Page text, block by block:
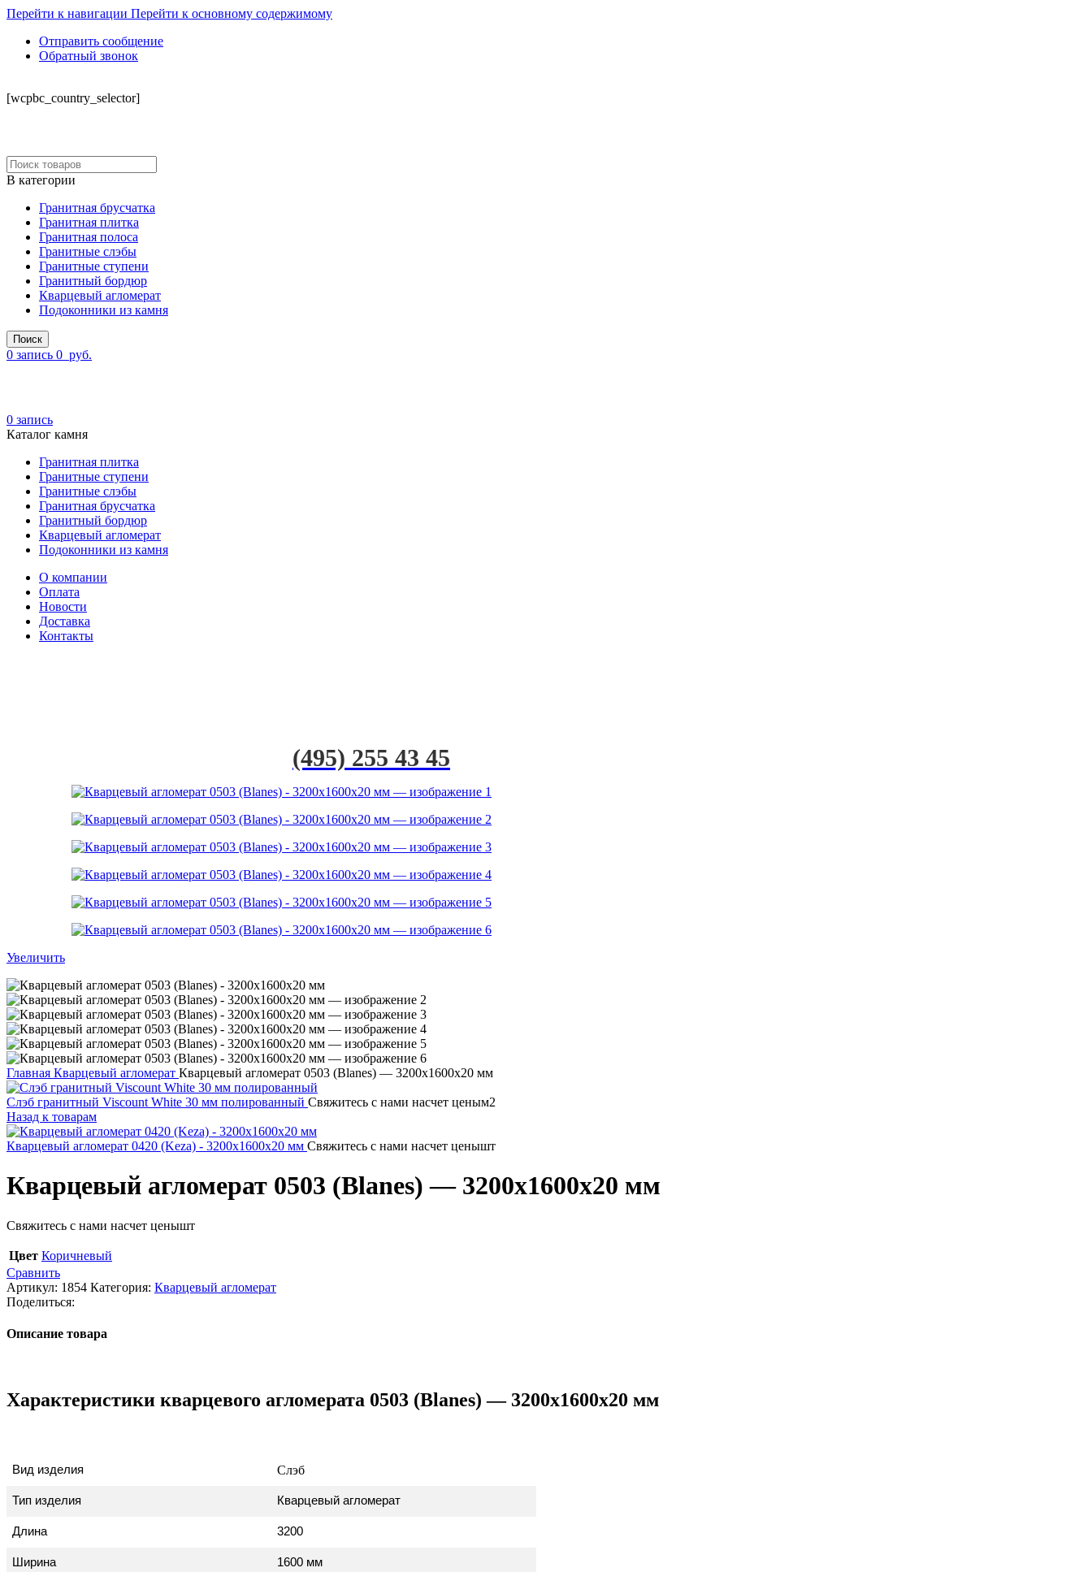
Перейти к навигации Перейти к основному содержимому
Отправить сообщение
Обратный звонок
[wcpbc_country_selector]
В категории
Гранитная брусчатка
Гранитная плитка
Гранитная полоса
Гранитные слэбы
Гранитные ступени
Гранитный бордюр
Кварцевый агломерат
Подоконники из камня
Поиск
0 запись 0 руб.
0 запись
Каталог камня
Гранитная плитка
Гранитные ступени
Гранитные слэбы
Гранитная брусчатка
Гранитный бордюр
Кварцевый агломерат
Подоконники из камня
О компании
Оплата
Новости
Доставка
Контакты
(495) 255 43 45
Увеличить
Главная Кварцевый агломерат Кварцевый агломерат 0503 (Blanes) — 3200х1600х20 мм
Слэб гранитный Viscount White 30 мм полированный Свяжитесь с нами насчет ценым2
Назад к товарам
Кварцевый агломерат 0420 (Keza) - 3200х1600х20 мм Свяжитесь с нами насчет ценышт
Кварцевый агломерат 0503 (Blanes) — 3200х1600х20 мм
Свяжитесь с нами насчет ценышт
Цвет Коричневый
Сравнить
Артикул: 1854 Категория: Кварцевый агломерат
Поделиться:
Описание товара
Характеристики кварцевого агломерата 0503 (Blanes) — 3200х1600х20 мм
Вид изделия Слэб
Тип изделия Кварцевый агломерат
Длина 3200
Ширина 1600 мм